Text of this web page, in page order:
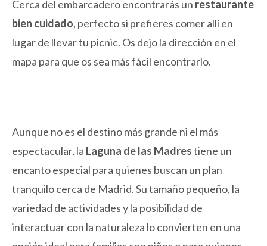
Cerca del embarcadero encontrarás un restaurante
bien cuidado, perfecto si prefieres comer allí en
lugar de llevar tu picnic. Os dejo la dirección en el
mapa para que os sea más fácil encontrarlo.
Aunque no es el destino más grande ni el más
espectacular, la Laguna de las Madrestiene un
encanto especial para quienes buscan un plan
tranquilo cerca de Madrid. Su tamaño pequeño, la
variedad de actividades y la posibilidad de
interactuar con la naturaleza lo convierten en una